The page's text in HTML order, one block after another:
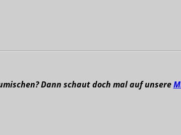
Dann schaut doch mal auf unsere